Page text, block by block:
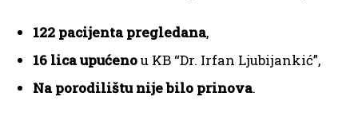
122 pacijenta pregledana,
16 lica upućenou KB “Dr. Irfan Ljubijankić”,
Na porodilištu nije bilo prinova.